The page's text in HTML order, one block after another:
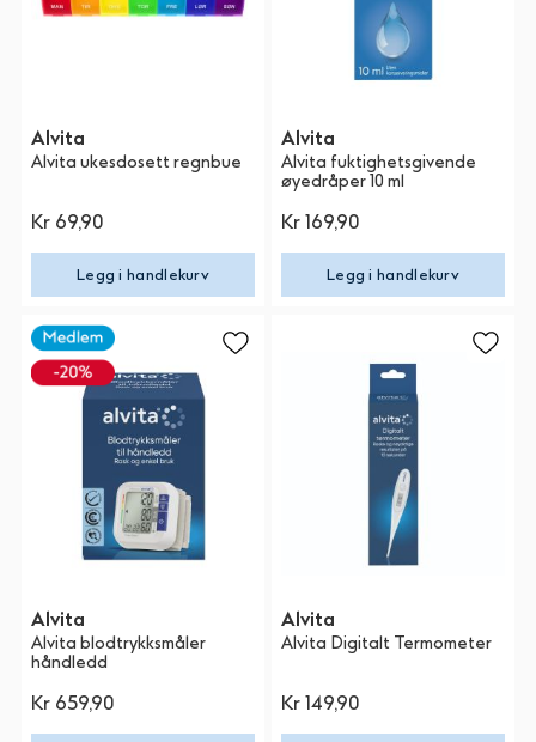
Alvita
Alvita ukesdosett regnbue
Kr 69,90
Legg i handlekurv
Alvita
Alvita fuktighetsgivende
øyedråper 10 ml
Kr 169,90
Legg i handlekurv
Alvita
Alvita blodtrykksmåler
håndledd
Kr 659,90
Alvita
Alvita Digitalt Termometer
Kr 149,90